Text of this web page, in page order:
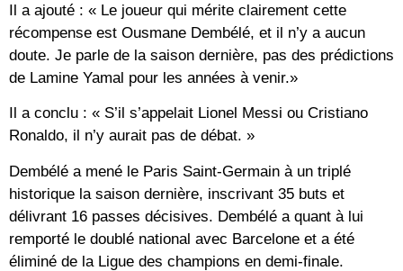
Il a ajouté : « Le joueur qui mérite clairement cette
récompense est Ousmane Dembélé, et il n’y a aucun
doute. Je parle de la saison dernière, pas des prédictions
de Lamine Yamal pour les années à venir.»
Il a conclu : « S’il s’appelait Lionel Messi ou Cristiano
Ronaldo, il n’y aurait pas de débat. »
Dembélé a mené le Paris Saint-Germain à un triplé
historique la saison dernière, inscrivant 35 buts et
délivrant 16 passes décisives. Dembélé a quant à lui
remporté le doublé national avec Barcelone et a été
éliminé de la Ligue des champions en demi-finale.